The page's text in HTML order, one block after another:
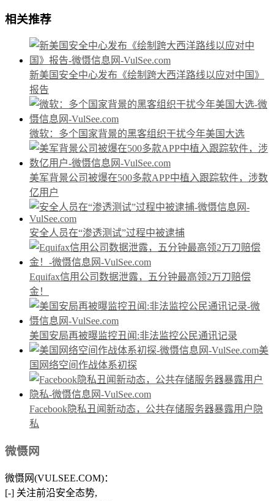
相关推荐
新美国安全中心发布《绘制跨大西洋路线以应对中国》
报告
微软：多个国家背景的黑客组织干扰今年美国大选
美军背景公司被爆在500多款APP中植入跟踪软件，涉数
亿用户
安全人员在“渗透测试”过程中被逮捕
Equifax信用公司数据泄露，五分钟最高领2万刀赔偿
金！
美国安局再被曝监控丑闻:非法监控公民通讯记录
美
国网络空间作战体系初探
Facebook隐私丑闻新动态，公共存储服务器暴露用户隐
私
微慑网
微慑网(VULSEE.COM)：
[-] 关注前沿安全态势,